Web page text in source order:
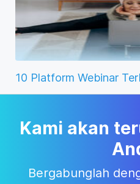
10 Platform Webinar
Kami akan
Bergabunglah